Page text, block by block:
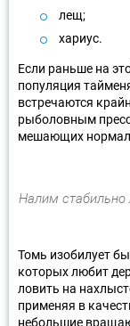
лещ;
хариус.
Если раньше на
популяция
встречаются
рыболовным
мешающих
Налим стабильно
Томь изобилует
которых любит
ловить на
применяя в
небольшие